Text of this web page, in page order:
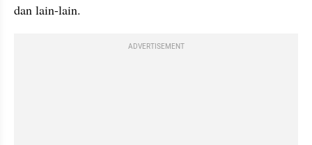
dan lain-lain.
ADVERTISEMENT